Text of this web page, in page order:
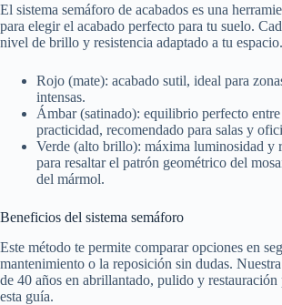
El sistema semáforo de acabados es una
para elegir el acabado perfecto para tu suelo.
nivel de brillo y resistencia adaptado a tu espacio.
Rojo (mate): acabado sutil, ideal para
intensas.
Ámbar (satinado): equilibrio perfecto
practicidad, recomendado para salas y
Verde (alto brillo): máxima luminosidad y
para resaltar el patrón geométrico del
del mármol.
Beneficios del sistema semáforo
Este método te permite comparar opciones en
mantenimiento o la reposición sin dudas.
de 40 años en abrillantado, pulido y restauración
esta guía.